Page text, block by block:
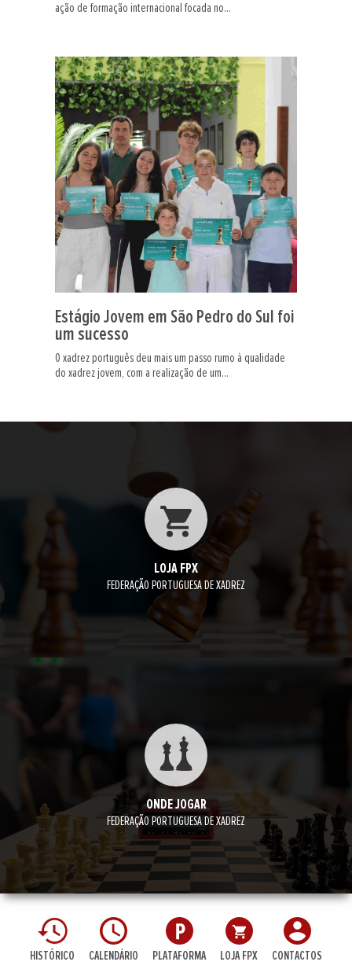
ação de formação internacional focada no...
Estágio Jovem em São Pedro do Sul foi
um sucesso
O xadrez português deu mais um passo rumo à qualidade
do xadrez jovem, com a realização de um...
LOJA FPX
FEDERAÇÃO PORTUGUESA DE XADREZ
ONDE JOGAR
FEDERAÇÃO PORTUGUESA DE XADREZ
HISTÓRICO CALENDÁRIO PLATAFORMA LOJA FPX CONTACTOS